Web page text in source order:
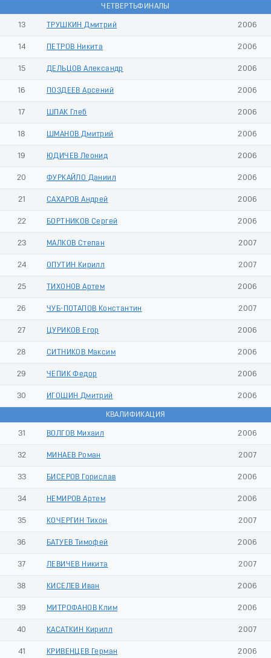
ЧЕТВЕРТЬФИНАЛЫ
13 ТРУШКИН Дмитрий 2006
14 ПЕТРОВ Никита 2006
15 ДЕЛЬЦОВ Александр 2006
16 ПОЗДЕЕВ Арсений 2006
17 ШПАК Глеб 2006
18 ШМАНОВ Дмитрий 2006
19 ЮДИЧЕВ Леонид 2006
20 ФУРКАЙЛО Даниил 2006
21 САХАРОВ Андрей 2006
22 БОРТНИКОВ Сергей 2006
23 МАЛКОВ Степан 2007
24 ОПУТИН Кирилл 2007
25 ТИХОНОВ Артем 2006
26 ЧУБ-ПОТАПОВ Константин 2007
27 ЦУРИКОВ Егор 2006
28 СИТНИКОВ Максим 2006
29 ЧЕПИК Федор 2006
30 ИГОШИН Дмитрий 2006
КВАЛИФИКАЦИЯ
31 ВОЛГОВ Михаил 2006
32 МИНАЕВ Роман 2007
33 БИСЕРОВ Горислав 2006
34 НЕМИРОВ Артем 2006
35 КОЧЕРГИН Тихон 2007
36 БАТУЕВ Тимофей 2006
37 ЛЕВИЧЕВ Никита 2007
38 КИСЕЛЕВ Иван 2006
39 МИТРОФАНОВ Клим 2006
40 КАСАТКИН Кирилл 2007
41 КРИВЕНЦЕВ Герман 2006